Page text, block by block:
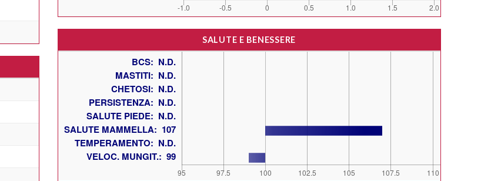
SALUTE E BENESSERE